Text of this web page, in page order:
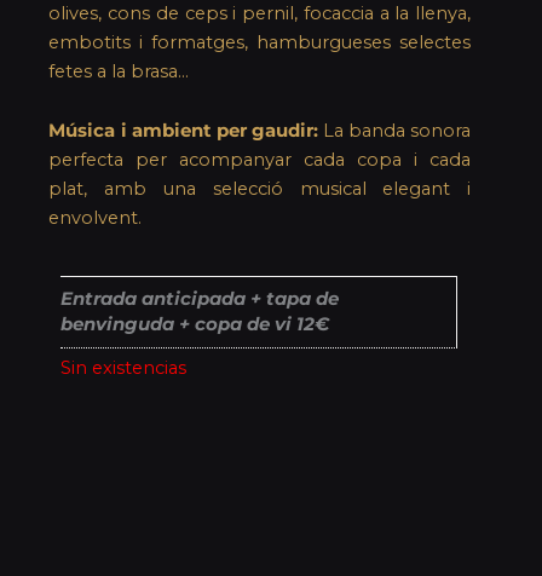
olives, cons de ceps i pernil, focaccia a la llenya,
embotits i formatges, hamburgueses selectes
fetes a la brasa…
Música i ambient per gaudir: La banda sonora
perfecta per acompanyar cada copa i cada
plat, amb una selecció musical elegant i
envolvent.
Entrada anticipada + tapa de
benvinguda + copa de vi 12€
Sin existencias